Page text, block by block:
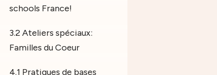
schools France!
3.2 Ateliers spéciaux:
Familles du Coeur
4.1 Pratiques de bases